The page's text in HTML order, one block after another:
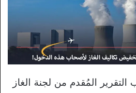
المُقدم من لجنة الغاز